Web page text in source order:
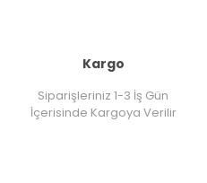
Kargo
Siparişleriniz 1-3 İş Gün
İçerisinde Kargoya Verilir